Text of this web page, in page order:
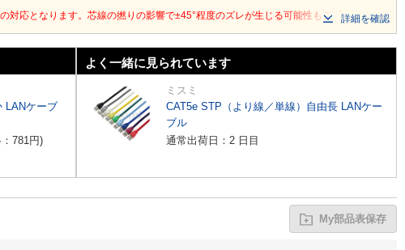
対応となります。芯線の撚りの影響で±45°程度のズレが生じる可能性もございます。
詳細を確認
LANケーブ
781円)
よく一緒に見られています
ミスミ
CAT5e STP（より線／単線）自由長 LANケー
ブル
通常出荷日：2 日目
My部品表保存